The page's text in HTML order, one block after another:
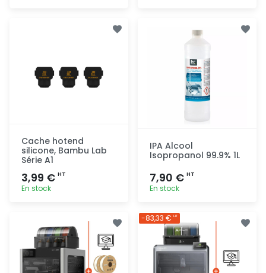
rapide
Cache hotend
silicone, Bambu Lab
Série A1
3,99 € HT
En stock
rapide
IPA Alcool
Isopropanol 99.9% 1L
7,90 € HT
En stock
rapide
-83,33 € HT